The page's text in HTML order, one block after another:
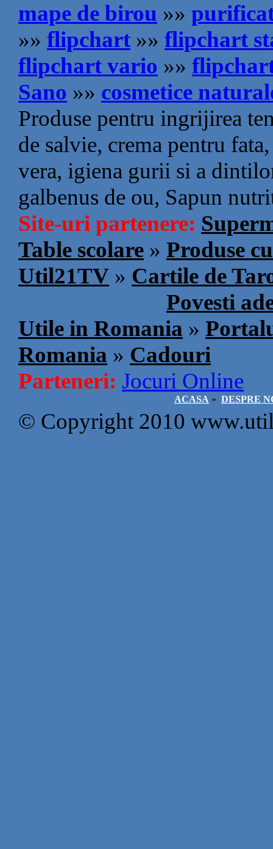
mape de birou »»
»» flipchart »» flipchart
flipchart vario »»
Sano »» cosmetice
Produse pentru ingrijirea
de salvie, crema pentru
vera, igiena gurii si a
galbenus de ou, Sapun
Site-uri partenere:
Table scolare » Produse
Util21TV » Cartile de
Povesti
Utile in Romania »
Romania » Cadouri
Parteneri: Jocuri Online
ACASA » DESPRE
© Copyright 2010